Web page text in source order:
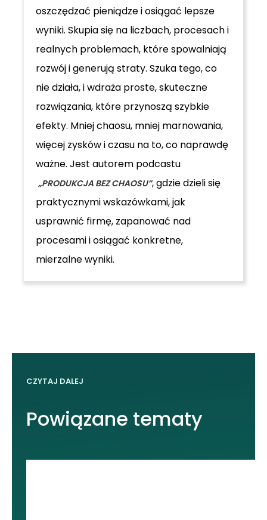
oszczędzać pieniądze i osiągać lepsze
wyniki. Skupia się na liczbach, procesach i
realnych problemach, które spowalniają
rozwój i generują straty. Szuka tego, co
nie działa, i wdraża proste, skuteczne
rozwiązania, które przynoszą szybkie
efekty. Mniej chaosu, mniej marnowania,
więcej zysków i czasu na to, co naprawdę
ważne. Jest autorem podcastu
„PRODUKCJA BEZ CHAOSU”, gdzie dzieli się
praktycznymi wskazówkami, jak
usprawnić firmę, zapanować nad
procesami i osiągać konkretne,
mierzalne wyniki.
CZYTAJ DALEJ
Powiązane tematy